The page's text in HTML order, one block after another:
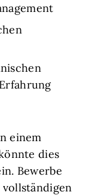
einem
dies
Bewerbe